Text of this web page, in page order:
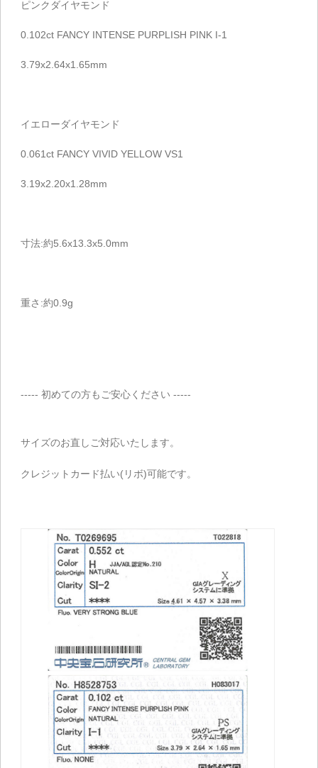
ピンクダイヤモンド
0.102ct FANCY INTENSE PURPLISH PINK I-1
3.79x2.64x1.65mm
イエローダイヤモンド
0.061ct FANCY VIVID YELLOW VS1
3.19x2.20x1.28mm
寸法:約5.6x13.3x5.0mm
重さ:約0.9g
----- 初めての方もご安心ください -----
サイズのお直しご対応いたします。
クレジットカード払い(リボ)可能です。